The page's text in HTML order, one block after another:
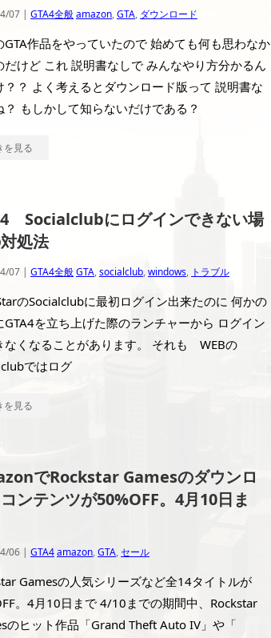
07 | GTA4全般amazon,GTA, ダウンロード
GTA作品をやっていたので 始めても何も思わなか
だけど これ 説明書なしで みんなやり方分かるん
？？ よく考えるとダウンロード版って 説明書な
？ もしかして知らないだけである？
を見る
Socialclubにログインできない場
処法
07 | GTA4全般GTA,socialclub,windows, トラブル
のSocialclubに最初ログイン出来たのに 何かの
GTA4を立ち上げた際のランチャーから ログイン
なくなることがあります。 それも WEBの
ではログ
を見る
でRockstar Gamesのダウンロ
ンテンツが50%OFF。4月10日ま
06 | GTA4amazon,GTA,セール
Gamesの人気シリーズなど全14タイトルが
。4月10日まで 4/10までの期間中、Rockstar
のヒット作品「Grand Theft Auto IV」や「